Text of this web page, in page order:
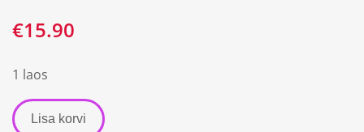
€15.90
1 laos
Lisa korvi